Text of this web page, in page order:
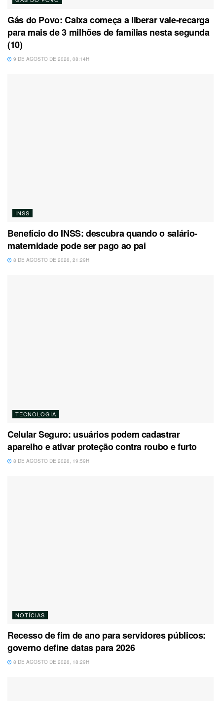
Gás do Povo: Caixa começa a liberar vale-recarga
para mais de 3 milhões de famílias nesta segunda
(10)
9 DE AGOSTO DE 2026, 08:14H
INSS
Benefício do INSS: descubra quando o salário-
maternidade pode ser pago ao pai
8 DE AGOSTO DE 2026, 21:29H
TECNOLOGIA
Celular Seguro: usuários podem cadastrar
aparelho e ativar proteção contra roubo e furto
8 DE AGOSTO DE 2026, 19:59H
NOTÍCIAS
Recesso de fim de ano para servidores públicos:
governo define datas para 2026
8 DE AGOSTO DE 2026, 18:29H